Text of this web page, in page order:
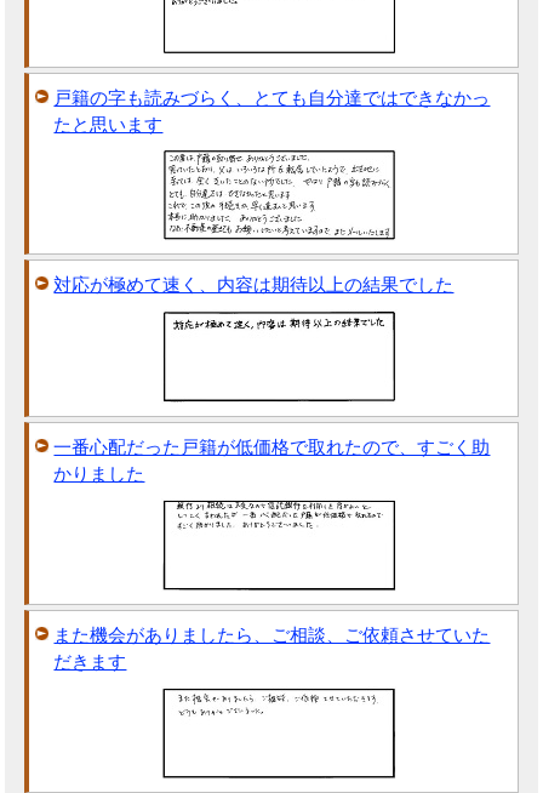
戸籍の字も読みづらく、とても自分達ではできなかっ
たと思います
対応が極めて速く、内容は期待以上の結果でした
一番心配だった戸籍が低価格で取れたので、すごく助
かりました
また機会がありましたら、ご相談、ご依頼させていた
だきます